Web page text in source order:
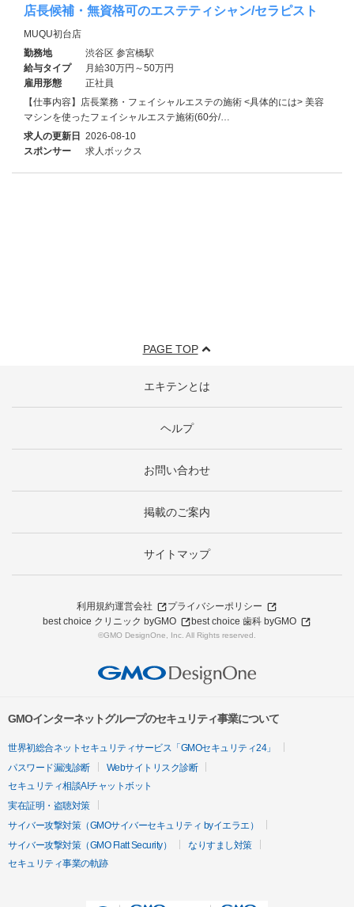
店長候補・無資格可のエステティシャン/セラピスト
MUQU初台店
勤務地
渋谷区 参宮橋駅
給与タイプ
月給30万円～50万円
雇用形態
正社員
【仕事内容】店長業務・フェイシャルエステの施術 <具体的には> 美容
マシンを使ったフェイシャルエステ施術(60分/…
求人の更新日 2026-08-10
スポンサー
求人ボックス
PAGE TOP
エキテンとは
ヘルプ
お問い合わせ
掲載のご案内
サイトマップ
利用規約運営会社
プライバシーポリシー
best choice クリニック byGMO
best choice 歯科 byGMO
©GMO DesignOne, Inc. All Rights reserved.
GMOインターネットグループのセキュリティ事業について
世界初総合ネットセキュリティサービス「GMOセキュリティ24」
パスワード漏洩診断
Webサイトリスク診断
セキュリティ相談AIチャットボット
実在証明・盗聴対策
サイバー攻撃対策（GMOサイバーセキュリティ byイエラエ）
サイバー攻撃対策（GMO Flatt Security）
なりすまし対策
セキュリティ事業の軌跡